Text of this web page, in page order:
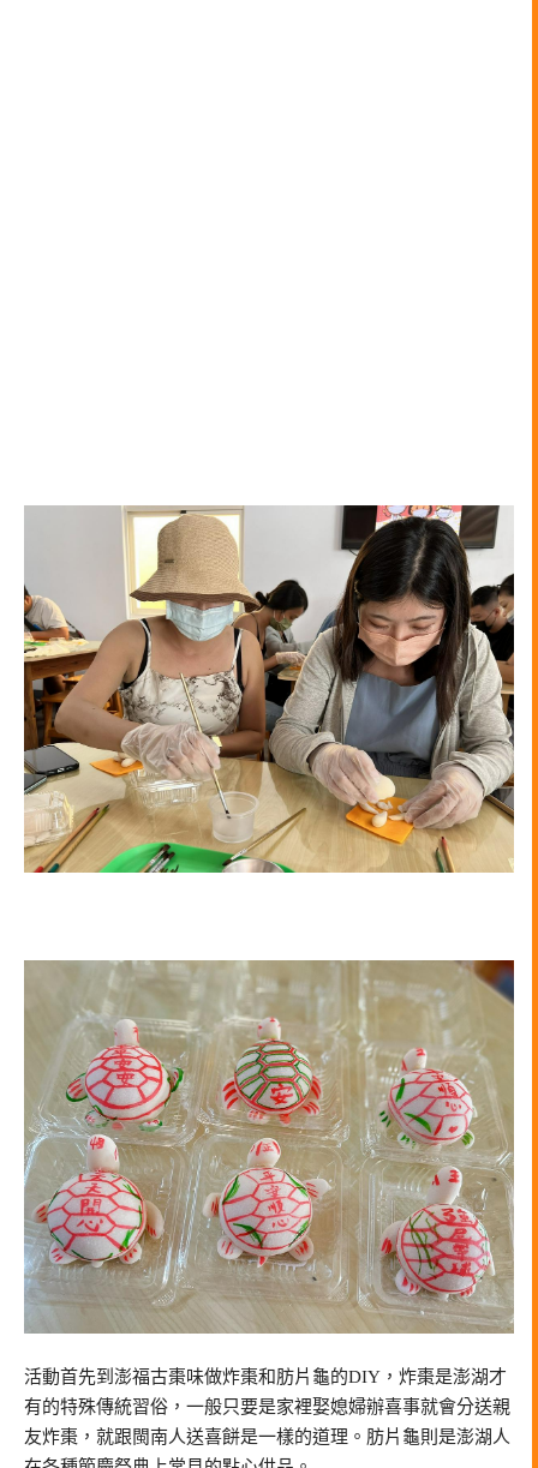
活動首先到澎福古棗味做炸棗和肪片龜的DIY，炸棗是澎湖才
有的特殊傳統習俗，一般只要是家裡娶媳婦辦喜事就會分送親
友炸棗，就跟閩南人送喜餅是一樣的道理。肪片龜則是澎湖人